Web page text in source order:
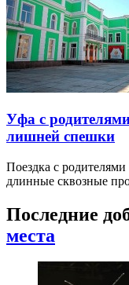
Уфа с
лишней спешки
Поездка с родителями
длинные сквозные
Последние
места